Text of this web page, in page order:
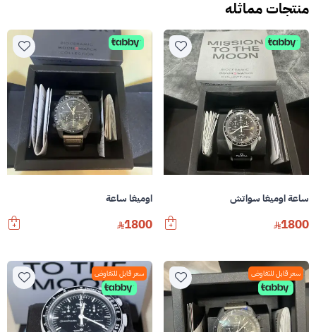
منتجات مماثله
ساعة اوميغا سواتش
1800
اوميغا ساعة
1800
سعر قابل للتفاوض سعر قابل للتفاوض